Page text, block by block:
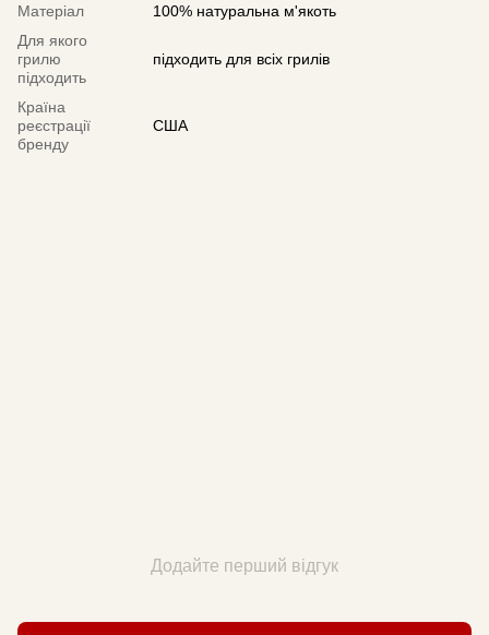
Матеріал
100% натуральна м'якоть
Для якого
грилю
підходить
підходить для всіх грилів
Країна
реєстрації
бренду
США
Додайте перший відгук